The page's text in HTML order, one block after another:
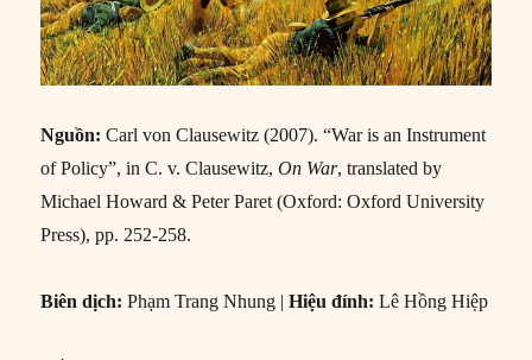
Press), pp. 252-258.
Biên dịch:Phạm Trang Nhung |Hiệu đính:Lê Hồng Hiệp
Đến nay chúng ta đã xem xét sự không tương hợp giữa
chiến tranh và mọi mối quan tâm khác của con người, dù là
về mặt cá nhân hay xã hội – một sự khác biệt xuất phát từ
bản chất của con người, và do vậy không có triết lý nào có
này từ nhiều góc độ do đó không có bất kì yếu tố mâu